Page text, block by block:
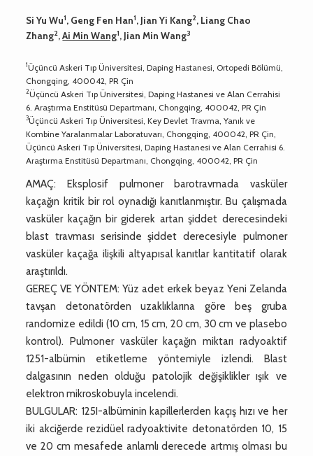
Si Yu Wu1, Geng Fen Han1, Jian Yi Kang2, Liang Chao
Zhang2,Ai Min Wang1, Jian Min Wang3
1Üçüncü Askeri Tıp Üniversitesi, Daping Hastanesi, Ortopedi Bölümü,
Chongqing, 400042, PR Çin
2Üçüncü Askeri Tıp Üniversitesi, Daping Hastanesi ve Alan Cerrahisi
6. Araştırma Enstitüsü Departmanı, Chongqing, 400042, PR Çin
3Üçüncü Askeri Tıp Üniversitesi, Key Devlet Travma, Yanık ve
Kombine Yaralanmalar Laboratuvarı, Chongqing, 400042, PR Çin,
Üçüncü Askeri Tıp Üniversitesi, Daping Hastanesi ve Alan Cerrahisi 6.
Araştırma Enstitüsü Departmanı, Chongqing, 400042, PR Çin
AMAÇ: Eksplosif pulmoner barotravmada vasküler
kaçağın kritik bir rol oynadığı kanıtlanmıştır. Bu çalışmada
vasküler kaçağın bir giderek artan şiddet derecesindeki
blast travması serisinde şiddet derecesiyle pulmoner
vasküler kaçağa ilişkili altyapısal kanıtlar kantitatif olarak
araştırıldı.
GEREÇ VE YÖNTEM: Yüz adet erkek beyaz Yeni Zelanda
tavşan detonatörden uzaklıklarına göre beş gruba
randomize edildi (10 cm, 15 cm, 20 cm, 30 cm ve plasebo
kontrol). Pulmoner vasküler kaçağın miktarı radyoaktif
1251-albümin etiketleme yöntemiyle izlendi. Blast
dalgasının neden olduğu patolojik değişiklikler ışık ve
elektron mikroskobuyla incelendi.
BULGULAR: 125I-albüminin kapillerlerden kaçış hızı ve her
iki akciğerde rezidüel radyoaktivite detonatörden 10, 15
ve 20 cm mesafede anlamlı derecede artmış olması bu